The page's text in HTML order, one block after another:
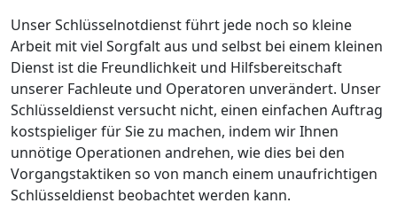
Unser Schlüsselnotdienst führt jede noch so kleine
Arbeit mit viel Sorgfalt aus und selbst bei einem kleinen
Dienst ist die Freundlichkeit und Hilfsbereitschaft
unserer Fachleute und Operatoren unverändert. Unser
Schlüsseldienst versucht nicht, einen einfachen Auftrag
kostspieliger für Sie zu machen, indem wir Ihnen
unnötige Operationen andrehen, wie dies bei den
Vorgangstaktiken so von manch einem unaufrichtigen
Schlüsseldienst beobachtet werden kann.